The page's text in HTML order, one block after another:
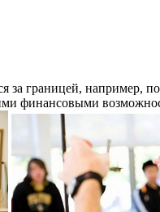
за границей,
финансовыми